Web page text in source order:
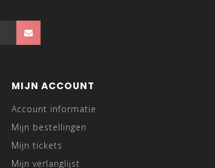
MIJN ACCOUNT
Account informatie
Mijn bestellingen
Mijn tickets
Mijn verlanglijst